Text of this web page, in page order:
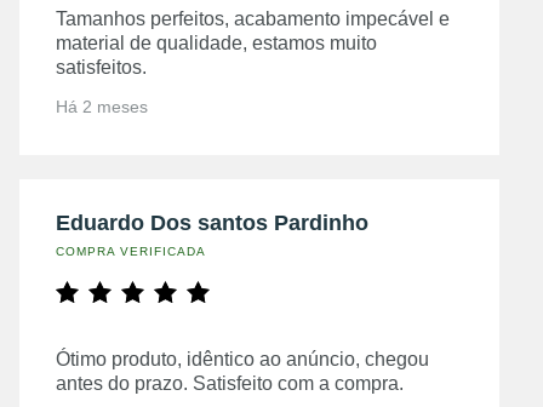
Tamanhos perfeitos, acabamento impecável e
material de qualidade, estamos muito
satisfeitos.
Há 2 meses
Eduardo Dos santos Pardinho
COMPRA VERIFICADA
Ótimo produto, idêntico ao anúncio, chegou
antes do prazo. Satisfeito com a compra.